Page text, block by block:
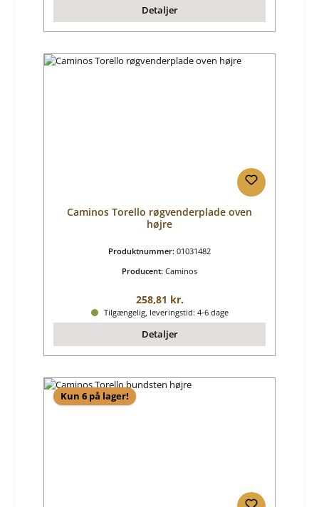
Detaljer
Caminos Torello røgvenderplade oven
højre
Produktnummer: 01031482
Producent: Caminos
Almindelig pris:
258,81 kr.
Tilgængelig, leveringstid: 4-6 dage
Detaljer
Kun 6 på lager!